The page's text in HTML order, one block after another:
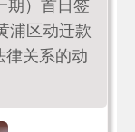
期）首日签
浦区动迁款
律关系的动